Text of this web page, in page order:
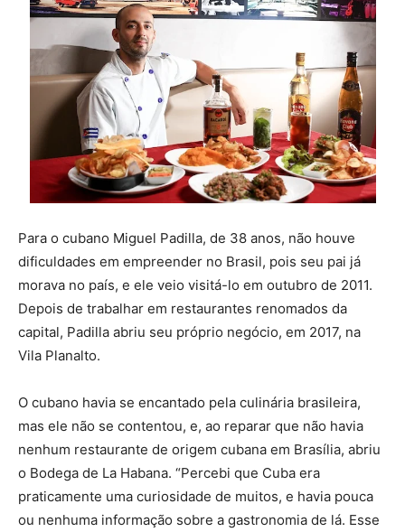
Para o cubano Miguel Padilla, de 38 anos, não houve
dificuldades em empreender no Brasil, pois seu pai já
morava no país, e ele veio visitá-lo em outubro de 2011.
Depois de trabalhar em restaurantes renomados da
capital, Padilla abriu seu próprio negócio, em 2017, na
Vila Planalto.
O cubano havia se encantado pela culinária brasileira,
mas ele não se contentou, e, ao reparar que não havia
nenhum restaurante de origem cubana em Brasília, abriu
o Bodega de La Habana. “Percebi que Cuba era
praticamente uma curiosidade de muitos, e havia pouca
ou nenhuma informação sobre a gastronomia de lá. Esse